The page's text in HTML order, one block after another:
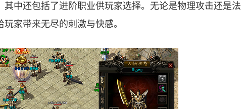
中还包括了进阶职业供玩家选择。无论是物理攻击还是法
家带来无尽的刺激与快感。